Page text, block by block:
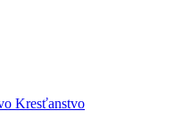
Kresťanstvo